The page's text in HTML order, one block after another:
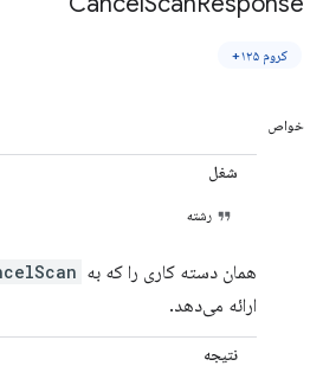
کروم ۱۲۵+
خواص
شغل
رشته
همان دسته کاری را که به
ارائه می‌دهد.
نتیجه